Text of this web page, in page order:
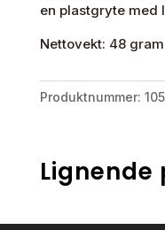
en plastgryte med
Nettovekt: 48 gram
Produktnummer: